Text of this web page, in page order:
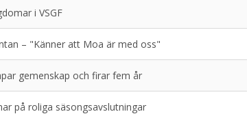
i VSGF
– "Känner att Moa är med oss"
gemenskap och firar fem år
på roliga säsongsavslutningar